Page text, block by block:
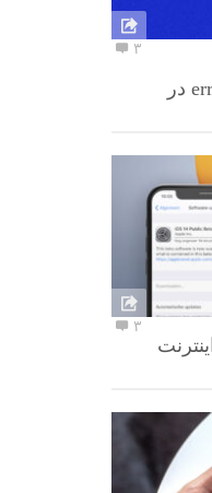
۳
err_connection_timed_out در
۳